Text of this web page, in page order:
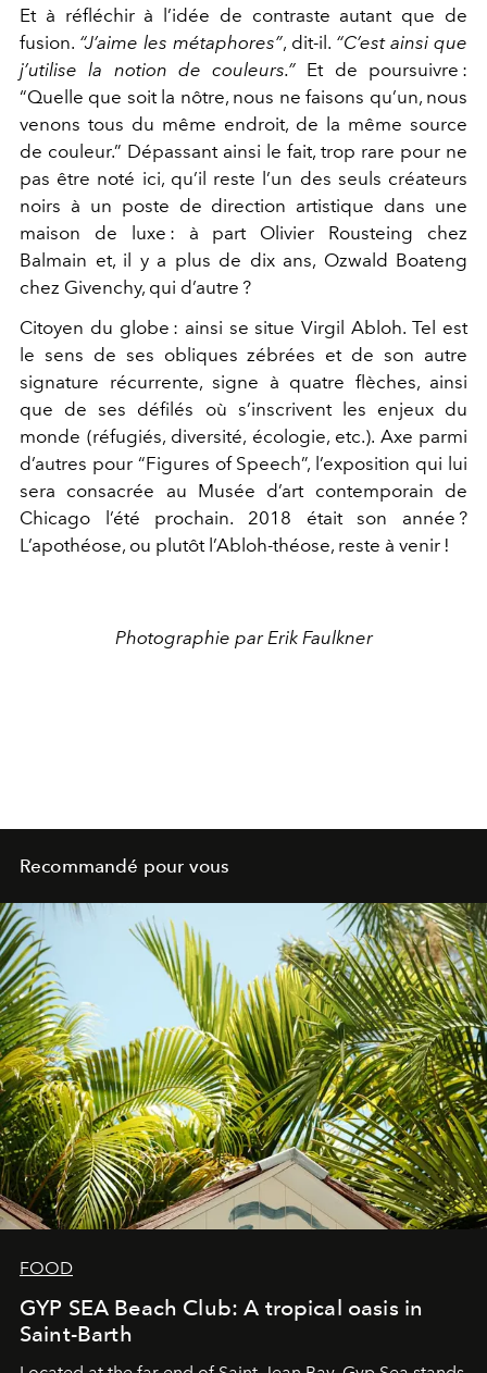
Et à réfléchir à l’idée de contraste autant que de
fusion. “J’aime les métaphores”, dit-il. “C’est ainsi que
j’utilise la notion de couleurs.” Et de poursuivre :
“Quelle que soit la nôtre, nous ne faisons qu’un, nous
venons tous du même endroit, de la même source
de couleur.” Dépassant ainsi le fait, trop rare pour ne
pas être noté ici, qu’il reste l’un des seuls créateurs
noirs à un poste de direction artistique dans une
maison de luxe : à part Olivier Rousteing chez
Balmain et, il y a plus de dix ans, Ozwald Boateng
chez Givenchy, qui d’autre ?
Citoyen du globe : ainsi se situe Virgil Abloh. Tel est
le sens de ses obliques zébrées et de son autre
signature récurrente, signe à quatre flèches, ainsi
que de ses défilés où s’inscrivent les enjeux du
monde (réfugiés, diversité, écologie, etc.). Axe parmi
d’autres pour “Figures of Speech”, l’exposition qui lui
sera consacrée au Musée d’art contemporain de
Chicago l’été prochain. 2018 était son année ?
L’apothéose, ou plutôt l’Abloh-théose, reste à venir !
Photographie par Erik Faulkner
Recommandé pour vous
FOOD
GYP SEA Beach Club: A tropical oasis in
Saint-Barth